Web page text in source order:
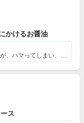
かけるお醤油
元々頂き物でもらったものでしたが、ハマってしまい、その...
ス